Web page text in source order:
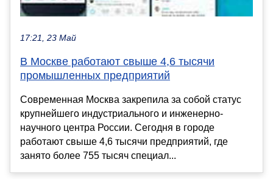
17:21, 23 Май
В Москве работают свыше 4,6 тысячи
промышленных предприятий
Современная Москва закрепила за собой статус
крупнейшего индустриального и инженерно-
научного центра России. Сегодня в городе
работают свыше 4,6 тысячи предприятий, где
занято более 755 тысяч специал...